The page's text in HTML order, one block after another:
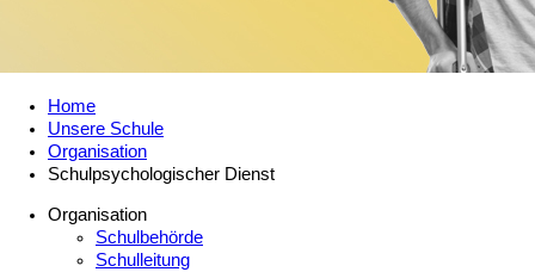
Home
Unsere Schule
Organisation
Schulpsychologischer Dienst
Organisation
Schulbehörde
Schulleitung